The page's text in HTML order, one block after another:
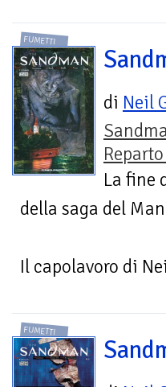
FUMETTI
di Neil
La fine
della saga del
Il capolavoro di
FUMETTI